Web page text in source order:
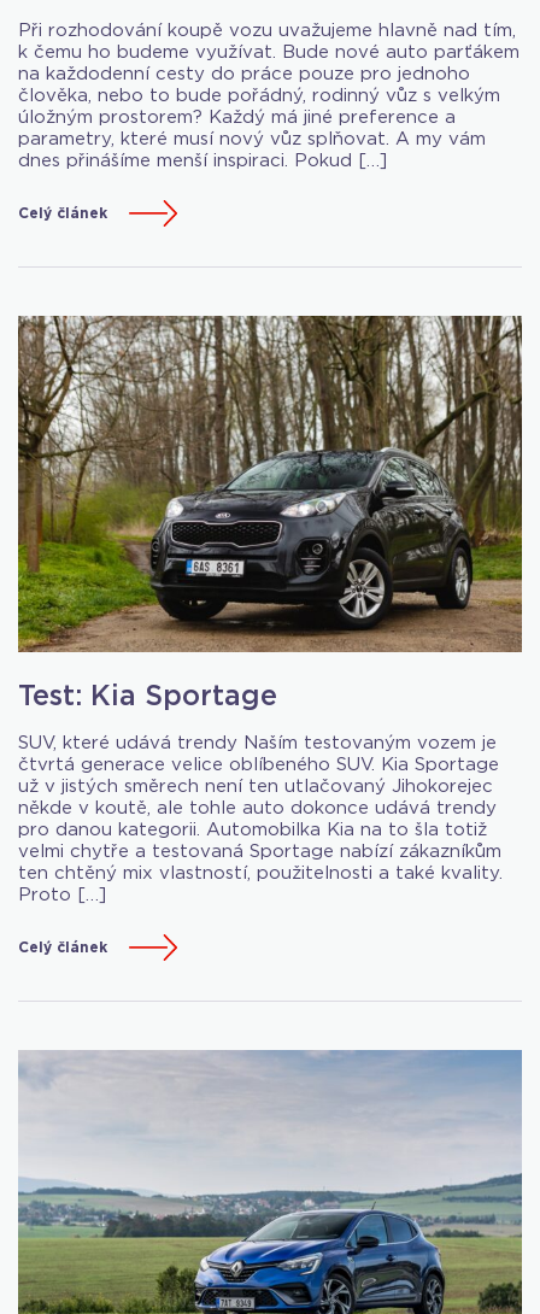
Při rozhodování koupě vozu uvažujeme hlavně nad tím,
k čemu ho budeme využívat. Bude nové auto parťákem
na každodenní cesty do práce pouze pro jednoho
člověka, nebo to bude pořádný, rodinný vůz s velkým
úložným prostorem? Každý má jiné preference a
parametry, které musí nový vůz splňovat. A my vám
dnes přinášíme menší inspiraci. Pokud […]
Celý článek
Test: Kia Sportage
SUV, které udává trendy Naším testovaným vozem je
čtvrtá generace velice oblíbeného SUV. Kia Sportage
už v jistých směrech není ten utlačovaný Jihokorejec
někde v koutě, ale tohle auto dokonce udává trendy
pro danou kategorii. Automobilka Kia na to šla totiž
velmi chytře a testovaná Sportage nabízí zákazníkům
ten chtěný mix vlastností, použitelnosti a také kvality.
Proto […]
Celý článek